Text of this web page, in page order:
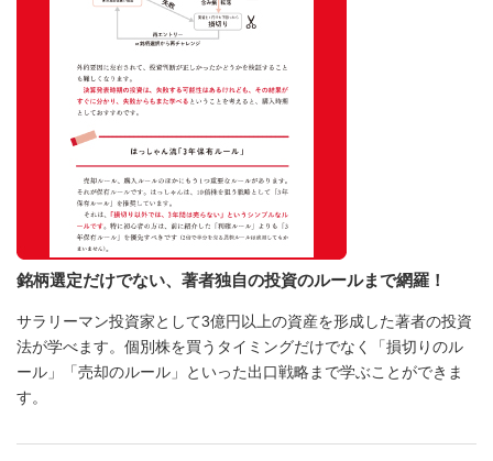
銘柄選定だけでない、著者独自の投資のルールまで網羅！
サラリーマン投資家として3億円以上の資産を形成した著者の投資
法が学べます。個別株を買うタイミングだけでなく「損切りのル
ール」「売却のルール」といった出口戦略まで学ぶことができま
す。